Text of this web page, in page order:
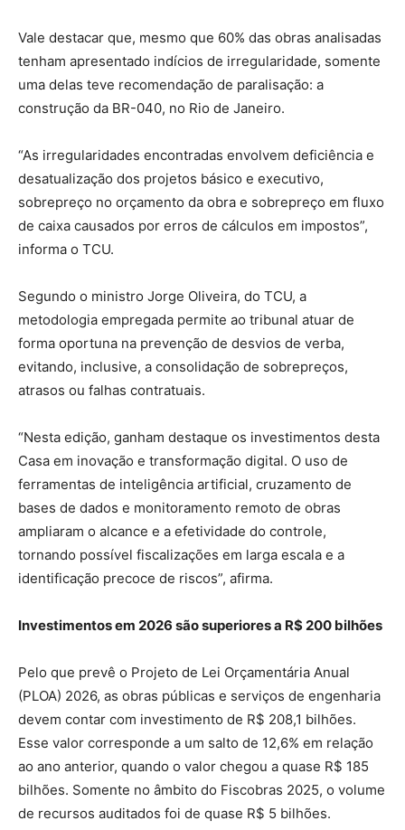
Vale destacar que, mesmo que 60% das obras analisadas
tenham apresentado indícios de irregularidade, somente
uma delas teve recomendação de paralisação: a
construção da BR-040, no Rio de Janeiro.
“As irregularidades encontradas envolvem deficiência e
desatualização dos projetos básico e executivo,
sobrepreço no orçamento da obra e sobrepreço em fluxo
de caixa causados por erros de cálculos em impostos”,
informa o TCU.
Segundo o ministro Jorge Oliveira, do TCU, a
metodologia empregada permite ao tribunal atuar de
forma oportuna na prevenção de desvios de verba,
evitando, inclusive, a consolidação de sobrepreços,
atrasos ou falhas contratuais.
“Nesta edição, ganham destaque os investimentos desta
Casa em inovação e transformação digital. O uso de
ferramentas de inteligência artificial, cruzamento de
bases de dados e monitoramento remoto de obras
ampliaram o alcance e a efetividade do controle,
tornando possível fiscalizações em larga escala e a
identificação precoce de riscos”, afirma.
Investimentos em 2026 são superiores a R$ 200 bilhões
Pelo que prevê o Projeto de Lei Orçamentária Anual
(PLOA) 2026, as obras públicas e serviços de engenharia
devem contar com investimento de R$ 208,1 bilhões.
Esse valor corresponde a um salto de 12,6% em relação
ao ano anterior, quando o valor chegou a quase R$ 185
bilhões. Somente no âmbito do Fiscobras 2025, o volume
de recursos auditados foi de quase R$ 5 bilhões.